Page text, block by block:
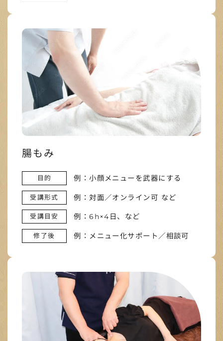
腸もみ
目的 例：小顔メニューを武器にする
受講形式 例：対面／オンライン可 など
受講目安 例：6h×4日、など
修了後 例：メニュー化サポート／相談可